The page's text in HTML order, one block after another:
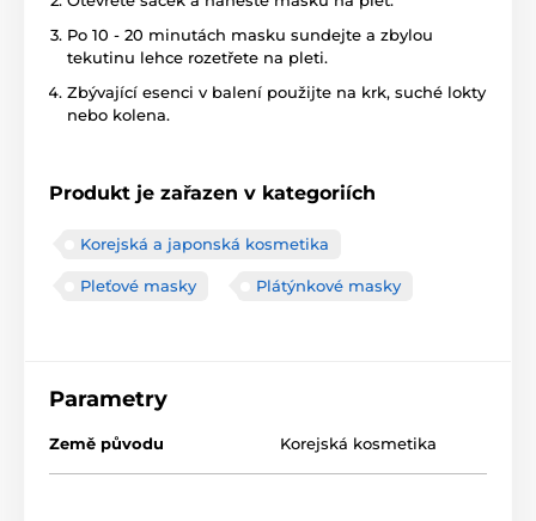
Po 10 - 20 minutách masku sundejte a zbylou
tekutinu lehce rozetřete na pleti.
Zbývající esenci v balení použijte na krk, suché lokty
nebo kolena.
Produkt je zařazen v kategoriích
Korejská a japonská kosmetika
Pleťové masky Plátýnkové masky
Parametry
Země původu Korejská kosmetika